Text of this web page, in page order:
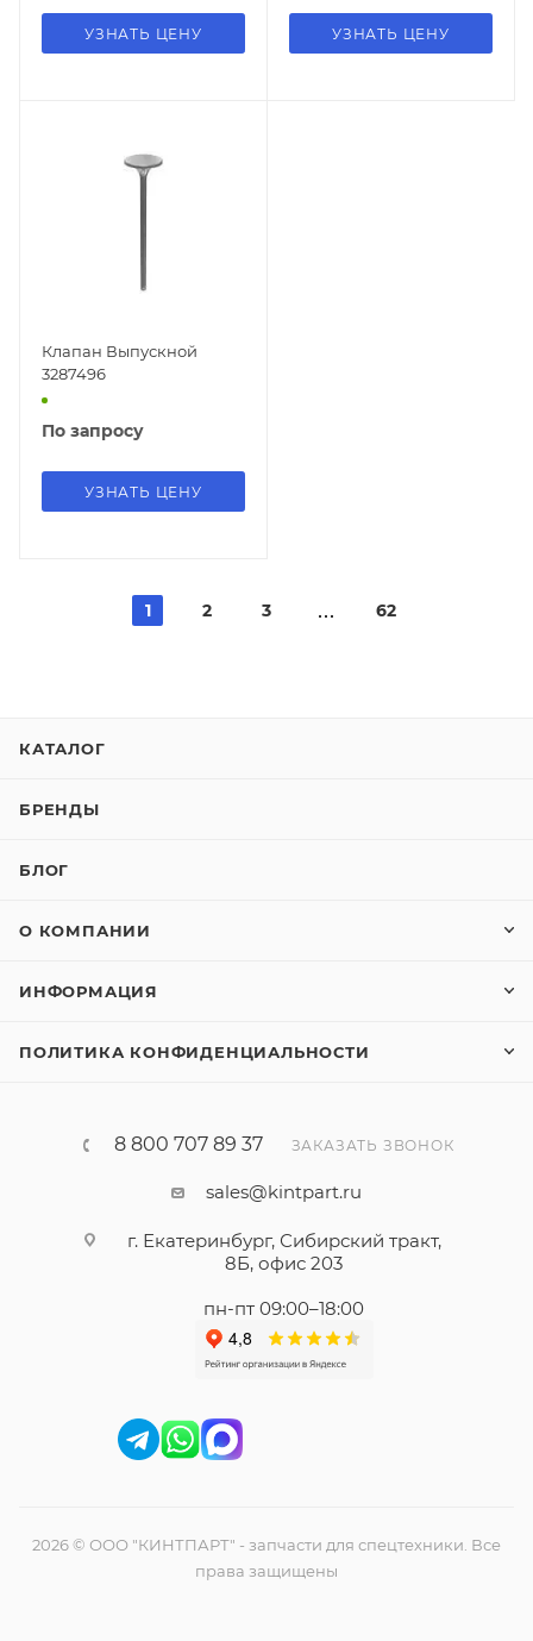
УЗНАТЬ ЦЕНУ УЗНАТЬ ЦЕНУ
Клапан Выпускной
3287496
По запросу
УЗНАТЬ ЦЕНУ
1 2 3 62
КАТАЛОГ
БРЕНДЫ
БЛОГ
О КОМПАНИИ
ИНФОРМАЦИЯ
ПОЛИТИКА КОНФИДЕНЦИАЛЬНОСТИ
8 800 707 89 37 ЗАКАЗАТЬ ЗВОНОК
sales@kintpart.ru
г. Екатеринбург, Сибирский тракт,
8Б, офис 203
пн-пт 09:00–18:00
2026 © ООО "КИНТПАРТ" - запчасти для спецтехники. Все
права защищены